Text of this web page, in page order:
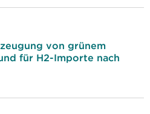
von grünem
für H2-Importe nach